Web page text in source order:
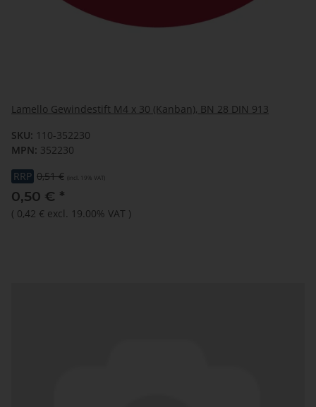
Lamello Gewindestift M4 x 30 (Kanban), BN 28 DIN 913
SKU: 110-352230
MPN: 352230
RRP 0,51 € (incl. 19% VAT)
0,50 € *
( 0,42 € excl. 19.00% VAT )